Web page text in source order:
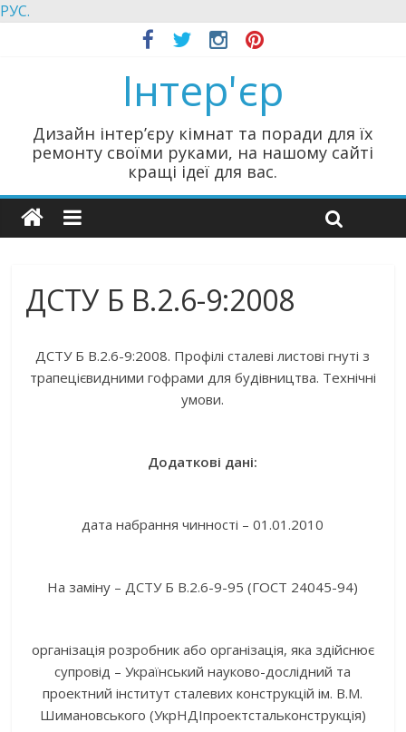
РУС.
Інтер'єр
Дизайн інтер’єру кімнат та поради для їх
ремонту своїми руками, на нашому сайті
кращі ідеї для вас.
ДСТУ Б В.2.6-9:2008
ДСТУ Б В.2.6-9:2008. Профілі сталеві листові гнуті з
трапецієвидними гофрами для будівництва. Технічні
умови.
Додаткові дані:
дата набрання чинності – 01.01.2010
На заміну – ДСТУ Б В.2.6-9-95 (ГОСТ 24045-94)
організація розробник або організація, яка здійснює
супровід – Український науково-дослідний та
проектний інститут сталевих конструкцій ім. В.М.
Шимановського (УкрНДІпроектстальконструкція)